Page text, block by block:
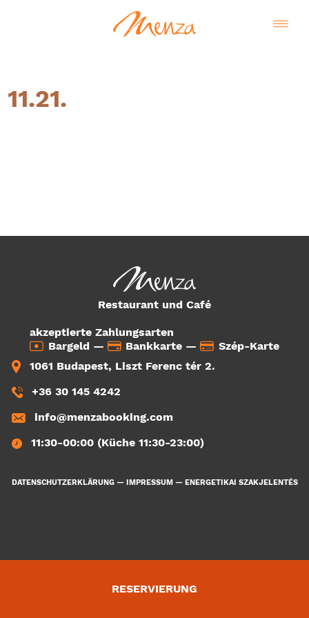
11.21.
Restaurant und Café
akzeptierte Zahlungsarten
Bargeld —
Bankkarte —
Szép-Karte
1061 Budapest, Liszt Ferenc tér 2.
+36 30 145 4242
info@menzabooking.com
11:30-00:00 (Küche 11:30-23:00)
DATENSCHUTZERKLÄRUNG— IMPRESSUM— ENERGETIKAI SZAKJELENTÉS
RESERVIERUNG